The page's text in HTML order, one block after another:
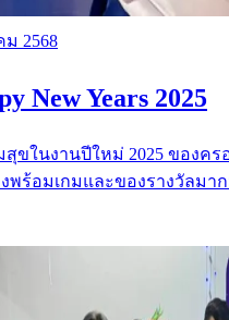
2568
New Years 2025
ขในงานปีใหม่ 2025 ของคร
พร้อมเกมและของรางวัลมา